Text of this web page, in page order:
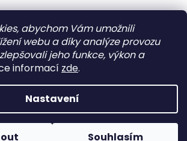
abychom Vám umožnili
webu a díky analýze provozu
jeho funkce, výkon a
informací zde.
Nastavení
Souhlasím
Vytvořil Shoptet
Beny Shoes. Všechna práva vyhrazena.
Zavřeno
Zavřeno
10:00–12:00 • 14:00–18:00
10:00–12:00 • 14:00–18:00